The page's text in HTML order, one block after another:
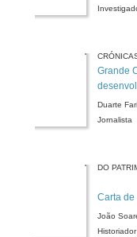
Grande
Duarte
Jornalista
DO
Carta de
João
Historiador